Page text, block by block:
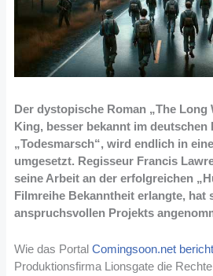
Der dystopische Roman „The Long
King, besser bekannt im deutschen
„Todesmarsch“, wird endlich in
umgesetzt. Regisseur Francis
seine Arbeit an der erfolgreichen
Filmreihe Bekanntheit erlangte, hat
anspruchsvollen Projekts
Wie das PortalComingsoon.net
Produktionsfirma Lionsgate die